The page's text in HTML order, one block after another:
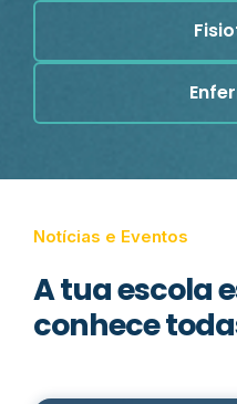
Notícias e Eventos
A tua escola
conhece